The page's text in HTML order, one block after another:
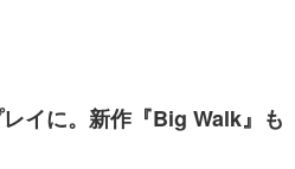
イに。新作『Big Walk』も